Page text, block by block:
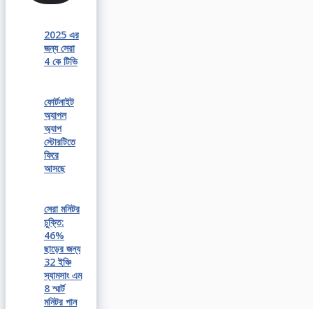
2025 এর
জন্য সেরা
4 কে টিভি
ফোর্টনাইট
অ্যাপল
অ্যাপ
স্টোরটিতে
ফিরে
আসছে
সেরা মনিটর
চুক্তি:
46%
ছাড়ের জন্য
32 ইঞ্চি
স্যামসাং এম
8 স্মার্ট
মনিটর পান